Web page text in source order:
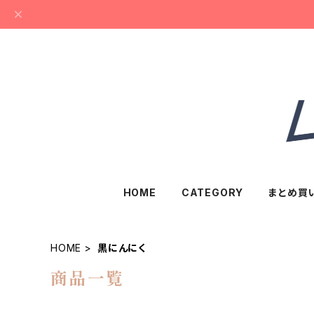
HOME CATEGORY まとめ買
HOME 黒にんにく
商品一覧